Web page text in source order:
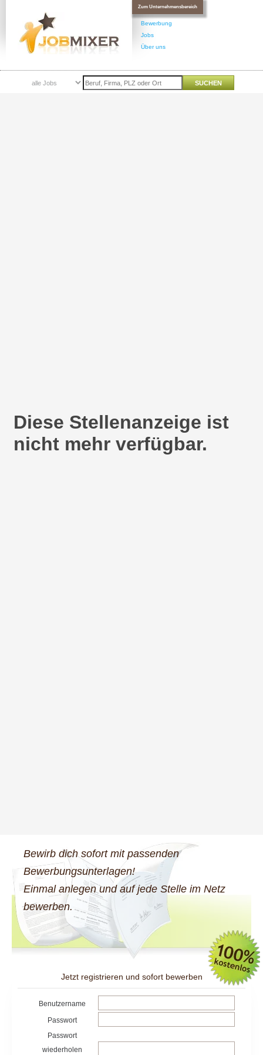
Zum Unternehmensbereich
Bewirb dich sofort mit passenden
Bewerbungsunterlagen!
Einmal anlegen und auf jede Stelle im Netz
bewerben.
Jetzt registrieren und sofort bewerben
Benutzername
Passwort
Passwort
wiederholen
Bewerbung
Jobs
Über uns